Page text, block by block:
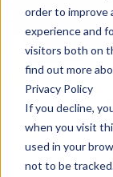
order to improve
experience and
visitors both on
find out more
Privacy Policy
If you decline,
when you visit
used in your
not to be
Home»
de Llenado